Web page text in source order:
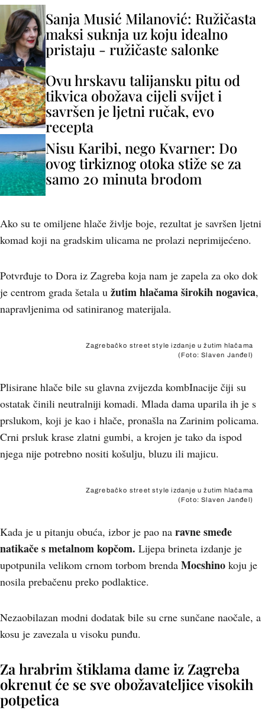
Sanja Musić Milanović: Ružičasta
maksi suknja uz koju idealno
pristaju - ružičaste salonke
Ovu hrskavu talijansku pitu od
tikvica obožava cijeli svijet i
savršen je ljetni ručak, evo
recepta
Nisu Karibi, nego Kvarner: Do
ovog tirkiznog otoka stiže se za
samo 20 minuta brodom
Ako su te omiljene hlače življe boje, rezultat je savršen ljetni
komad koji na gradskim ulicama ne prolazi neprimijećeno.
Potvrđuje to Dora iz Zagreba koja nam je zapela za oko dok
je centrom grada šetala u žutim hlačama širokih nogavica,
napravljenima od satiniranog materijala.
Zagrebačko street style izdanje u žutim hlačama
(Foto: Slaven Janđel)
Plisirane hlače bile su glavna zvijezda kombInacije čiji su
ostatak činili neutralniji komadi. Mlada dama uparila ih je s
prslukom, koji je kao i hlače, pronašla na Zarinim policama.
Crni prsluk krase zlatni gumbi, a krojen je tako da ispod
njega nije potrebno nositi košulju, bluzu ili majicu.
Zagrebačko street style izdanje u žutim hlačama
(Foto: Slaven Janđel)
Kada je u pitanju obuća, izbor je pao na ravne smeđe
natikače s metalnom kopčom. Lijepa brineta izdanje je
upotpunila velikom crnom torbom brenda Mocshino koju je
nosila prebačenu preko podlaktice.
Nezaobilazan modni dodatak bile su crne sunčane naočale, a
kosu je zavezala u visoku punđu.
Za hrabrim štiklama dame iz Zagreba
okrenut će se sve obožavateljice visokih
potpetica